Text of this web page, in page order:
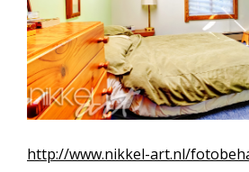
http://www.nikkel-art.nl/